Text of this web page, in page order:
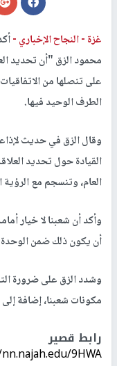
غزة -النجاح الإخباري -
محمود الزق "أن تحديد
على تنصلها من
الطرف الوحيد فيها.
وقال الزق في حديث
القيادة حول تحديد
العام، وتنسجم مع الرؤية
وأكد أن شعبنا لا خيار
أن يكون ذلك ضمن الوحدة
وشدد الزق على ضرورة
مكونات شعبنا، إضافة
رابط قصير
9HWA/